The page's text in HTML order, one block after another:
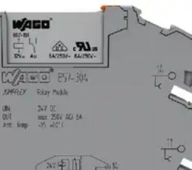
PLC-ler
Fonksiyonlu Röleler
Hız Kontrol Cihazları
Kumanda Butonları ve Sinyal
Lambaları
Güç Kaynakları ve Trafolar
Minyatür Röleler